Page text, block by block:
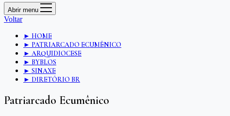
Abrir menu
Voltar
► HOME
► PATRIARCADO ECUMÊNICO
► ARQUIDIOCESE
► BYBLOS
► SINAXE
► DIRETÓRIO BR
Patriarcado Ecumênico